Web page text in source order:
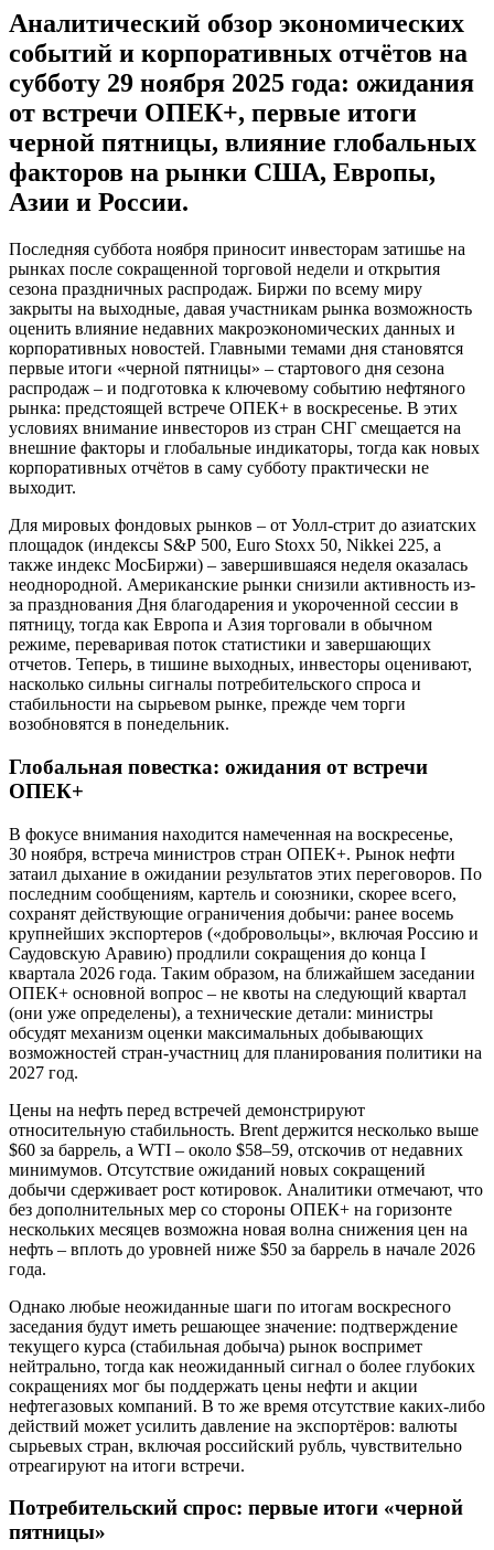
Аналитический обзор экономических
событий и корпоративных отчётов на
субботу 29 ноября 2025 года: ожидания
от встречи ОПЕК+, первые итоги
черной пятницы, влияние глобальных
факторов на рынки США, Европы,
Азии и России.
Последняя суббота ноября приносит инвесторам затишье на
рынках после сокращенной торговой недели и открытия
сезона праздничных распродаж. Биржи по всему миру
закрыты на выходные, давая участникам рынка возможность
оценить влияние недавних макроэкономических данных и
корпоративных новостей. Главными темами дня становятся
первые итоги «черной пятницы» – стартового дня сезона
распродаж – и подготовка к ключевому событию нефтяного
рынка: предстоящей встрече ОПЕК+ в воскресенье. В этих
условиях внимание инвесторов из стран СНГ смещается на
внешние факторы и глобальные индикаторы, тогда как новых
корпоративных отчётов в саму субботу практически не
выходит.
Для мировых фондовых рынков – от Уолл-стрит до азиатских
площадок (индексы S&P 500, Euro Stoxx 50, Nikkei 225, а
также индекс МосБиржи) – завершившаяся неделя оказалась
неоднородной. Американские рынки снизили активность из-
за празднования Дня благодарения и укороченной сессии в
пятницу, тогда как Европа и Азия торговали в обычном
режиме, переваривая поток статистики и завершающих
отчетов. Теперь, в тишине выходных, инвесторы оценивают,
насколько сильны сигналы потребительского спроса и
стабильности на сырьевом рынке, прежде чем торги
возобновятся в понедельник.
Глобальная повестка: ожидания от встречи
ОПЕК+
В фокусе внимания находится намеченная на воскресенье,
30 ноября, встреча министров стран ОПЕК+. Рынок нефти
затаил дыхание в ожидании результатов этих переговоров. По
последним сообщениям, картель и союзники, скорее всего,
сохранят действующие ограничения добычи: ранее восемь
крупнейших экспортеров («добровольцы», включая Россию и
Саудовскую Аравию) продлили сокращения до конца I
квартала 2026 года. Таким образом, на ближайшем заседании
ОПЕК+ основной вопрос – не квоты на следующий квартал
(они уже определены), а технические детали: министры
обсудят механизм оценки максимальных добывающих
возможностей стран-участниц для планирования политики на
2027 год.
Цены на нефть перед встречей демонстрируют
относительную стабильность. Brent держится несколько выше
$60 за баррель, а WTI – около $58–59, отскочив от недавних
минимумов. Отсутствие ожиданий новых сокращений
добычи сдерживает рост котировок. Аналитики отмечают, что
без дополнительных мер со стороны ОПЕК+ на горизонте
нескольких месяцев возможна новая волна снижения цен на
нефть – вплоть до уровней ниже $50 за баррель в начале 2026
года.
Однако любые неожиданные шаги по итогам воскресного
заседания будут иметь решающее значение: подтверждение
текущего курса (стабильная добыча) рынок воспримет
нейтрально, тогда как неожиданный сигнал о более глубоких
сокращениях мог бы поддержать цены нефти и акции
нефтегазовых компаний. В то же время отсутствие каких-либо
действий может усилить давление на экспортёров: валюты
сырьевых стран, включая российский рубль, чувствительно
отреагируют на итоги встречи.
Потребительский спрос: первые итоги «черной
пятницы»